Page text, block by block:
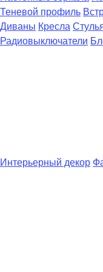
Теневой профиль
Диваны Кресла
Радиовыключатели
Интерьерный декор